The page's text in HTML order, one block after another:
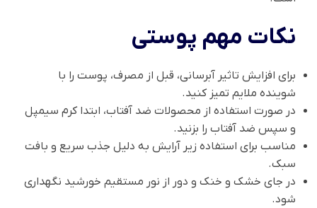
نکات مهم پوستی
برای افزایش تاثیر آبرسانی، قبل از مصرف، پوست را با
شوینده ملایم تمیز کنید.
در صورت استفاده از محصولات ضد آفتاب، ابتدا کرم سیمپل
و سپس ضد آفتاب را بزنید.
مناسب برای استفاده زیر آرایش به دلیل جذب سریع و بافت
سبک.
در جای خشک و خنک و دور از نور مستقیم خورشید نگهداری
شود.